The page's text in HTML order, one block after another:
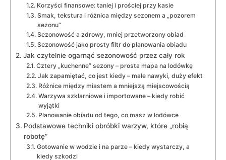
Korzyści finansowe: taniej i prościej przy kasie
Smak, tekstura i różnica między sezonem a „pozorem
sezonu”
Sezonowość a zdrowy, mniej przetworzony obiad
Sezonowość jako prosty filtr do planowania obiadu
Jak czytelnie ogarnąć sezonowość przez cały rok
Cztery „kuchenne” sezony – prosta mapa na lodówkę
Jak zapamiętać, co jest kiedy – małe nawyki, duży efekt
Różnice między miastem a mniejszą miejscowością
Warzywa szklarniowe i importowane – kiedy robić
wyjątki
Planowanie obiadu od tego, co masz w lodówce
Podstawowe techniki obróbki warzyw, które „robią
robotę”
Gotowanie w wodzie i na parze – kiedy wystarczy, a
kiedy szkodzi